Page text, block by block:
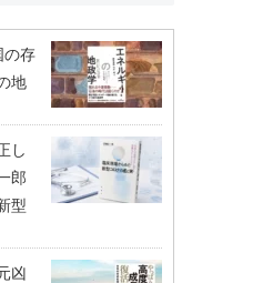
の存
地
し
郎
型
凶